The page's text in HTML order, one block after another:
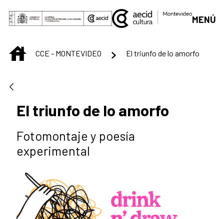
Saut au contenu principal
MENÚ
INICIOCCE - MONTEVIDEO El triunfo de lo amorfo
El triunfo de lo amorfo
Fotomontaje y poesía
experimental